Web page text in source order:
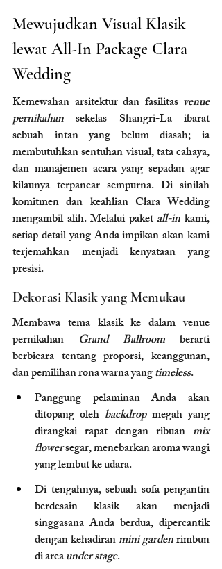
Mewujudkan Visual Klasik
lewat All-In Package Clara
Wedding
Kemewahan arsitektur dan fasilitas venue
pernikahan sekelas Shangri-La ibarat
sebuah intan yang belum diasah; ia
membutuhkan sentuhan visual, tata cahaya,
dan manajemen acara yang sepadan agar
kilaunya terpancar sempurna. Di sinilah
komitmen dan keahlian Clara Wedding
mengambil alih. Melalui paket all-in kami,
setiap detail yang Anda impikan akan kami
terjemahkan menjadi kenyataan yang
presisi.
Dekorasi Klasik yang Memukau
Membawa tema klasik ke dalam venue
pernikahan Grand Ballroom berarti
berbicara tentang proporsi, keanggunan,
dan pemilihan rona warna yang timeless.
Panggung pelaminan Anda akan
ditopang oleh backdrop megah yang
dirangkai rapat dengan ribuan mix
flower segar, menebarkan aroma wangi
yang lembut ke udara.
Di tengahnya, sebuah sofa pengantin
berdesain klasik akan menjadi
singgasana Anda berdua, dipercantik
dengan kehadiran mini garden rimbun
di area under stage.